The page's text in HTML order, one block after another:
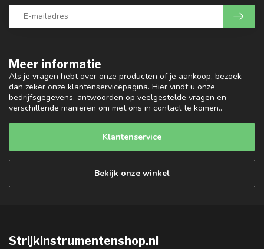
Meer informatie
Als je vragen hebt over onze producten of je aankoop, bezoek
dan zeker onze klantenservicepagina. Hier vindt u onze
bedrijfsgegevens, antwoorden op veelgestelde vragen en
verschillende manieren om met ons in contact te komen..
Klantenservice
Bekijk onze winkel
Strijkinstrumentenshop.nl